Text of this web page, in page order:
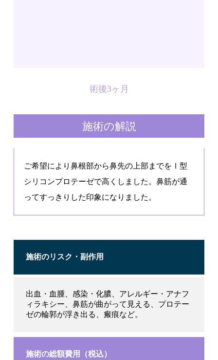
術後3ヶ月
施術の解説
ご希望により鼻根部から鼻先の上部までをⅠ型
シリコンプロテーゼで高くしました。鼻筋が通
ってすっきりした印象になりました。
施術のリスク・副作用
出血・血腫、感染・化膿、アレルギー・アナフ
ィラキシー、鼻筋が曲がって見える、プロテー
ゼの輪郭が浮き出る、瘢痕など。
施術の総額費用（税込）